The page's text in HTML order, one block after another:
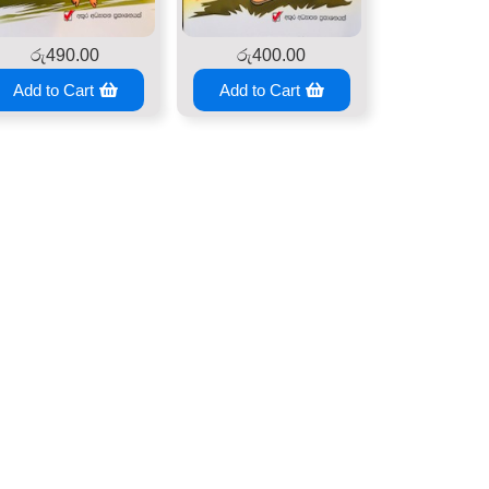
රු490.00
Add to Cart
රු400.00
Add to Cart